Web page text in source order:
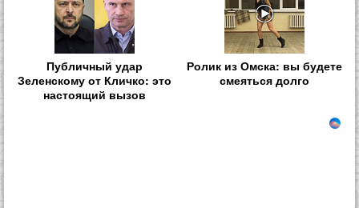
Публичный удар
Зеленскому от Кличко: это
настоящий вызов
Ролик из Омска: вы будете
смеяться долго